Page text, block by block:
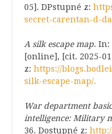
05]. DPstupné z:
secret-carentan-d-
A silk escape map. In:
[online], [cit. 2025-
z: https://
silk-escape-map/.
War department
intelligence: Military
36. Dostupné z: